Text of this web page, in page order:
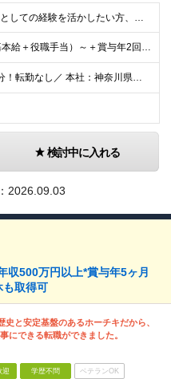
≪マネージャーとしての経験を活かしたい方、キャリアアップしたい方をお待ちしています！≫ ◆学歴不問 ◆普通運転免許(AT限定可) ◆建物管理の経験が5年以上ある方 ◆管理業務主任者の資格をお持ちの方
月給41万円（基本給＋役職手当）～＋賞与年2回＋資格手当 ※経験・スキルを考慮の上、当社規定により優遇致します ※管理職のため残業代はございません ※役職手当6万円を含みます ※管理業務主任者は資格
＼横浜駅徒歩5分！転勤なし／ 本社：神奈川県横浜市西区高島2-6-32 横浜東口ウィスポートビル8F ※(変更の範囲)上記を除く当社関連勤務地
検討中に入れる
2026.09.03
収500万円以上*賞与年5ヶ月
も取得可
史と安定基盤のあるホーチキだから、
にできる転職ができました。
迎 学歴不問 ベテランOK